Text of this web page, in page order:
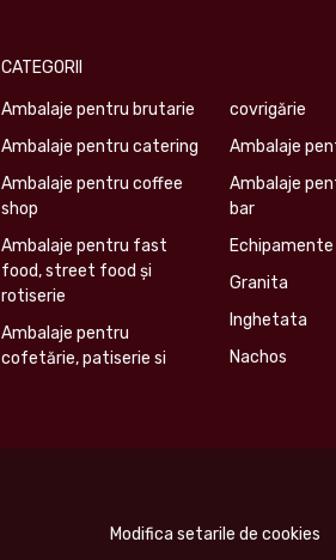
CATEGORII
Ambalaje pentru brutarie
Ambalaje pentru catering
Ambalaje pentru coffee
shop
Ambalaje pentru fast
food, street food și
rotiserie
Ambalaje pentru
cofetărie, patiserie si
covrigărie
Ambalaje
Ambalaje
bar
Granita
Inghetata
Nachos
Modifica setarile de cookies